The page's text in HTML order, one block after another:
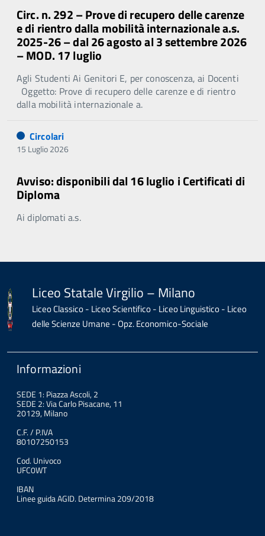
Circ. n. 292 – Prove di recupero delle carenze
e di rientro dalla mobilità internazionale a.s.
2025-26 – dal 26 agosto al 3 settembre 2026
– MOD. 17 luglio
Agli Studenti Ai Genitori E, per conoscenza, ai Docenti
Oggetto: Prove di recupero delle carenze e di rientro
dalla mobilità internazionale a.
Circolari
15 Luglio 2026
Avviso: disponibili dal 16 luglio i Certificati di
Diploma
Ai diplomati a.s.
Liceo Statale Virgilio – Milano
Liceo Classico - Liceo Scientifico - Liceo Linguistico - Liceo
delle Scienze Umane - Opz. Economico-Sociale
Informazioni
SEDE 1: Piazza Ascoli, 2
SEDE 2: Via Carlo Pisacane, 11
20129, Milano
C.F. / P.IVA
80107250153
Cod. Univoco
UFC0WT
IBAN
Linee guida AGID. Determina 209/2018